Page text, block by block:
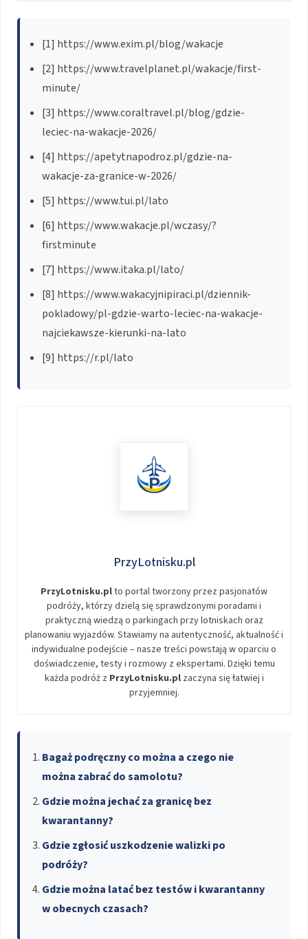
[1] https://www.exim.pl/blog/wakacje
[2] https://www.travelplanet.pl/wakacje/first-
minute/
[3] https://www.coraltravel.pl/blog/gdzie-
leciec-na-wakacje-2026/
[4] https://apetytnapodroz.pl/gdzie-na-
wakacje-za-granice-w-2026/
[5] https://www.tui.pl/lato
[6] https://www.wakacje.pl/wczasy/?
firstminute
[7] https://www.itaka.pl/lato/
[8] https://www.wakacyjnipiraci.pl/dziennik-
pokladowy/pl-gdzie-warto-leciec-na-wakacje-
najciekawsze-kierunki-na-lato
[9] https://r.pl/lato
PrzyLotnisku.pl
PrzyLotnisku.plto portal tworzony przez pasjonatów
podróży, którzy dzielą się sprawdzonymi poradami i
praktyczną wiedzą o parkingach przy lotniskach oraz
planowaniu wyjazdów. Stawiamy na autentyczność, aktualność i
indywidualne podejście – nasze treści powstają w oparciu o
doświadczenie, testy i rozmowy z ekspertami. Dzięki temu
każda podróż z PrzyLotnisku.plzaczyna się łatwiej i
przyjemniej.
Bagaż podręczny co można a czego nie
można zabrać do samolotu?
Gdzie można jechać za granicę bez
kwarantanny?
Gdzie zgłosić uszkodzenie walizki po
podróży?
Gdzie można latać bez testów i kwarantanny
w obecnych czasach?